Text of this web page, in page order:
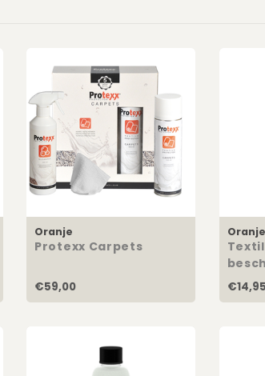
Oranje
Protexx Carpets
€59,00
Oranje
€14,95